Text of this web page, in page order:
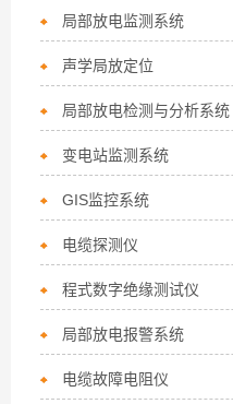
局部放电监测系统
声学局放定位
局部放电检测与分析系统
变电站监测系统
GIS监控系统
电缆探测仪
程式数字绝缘测试仪
局部放电报警系统
电缆故障电阻仪